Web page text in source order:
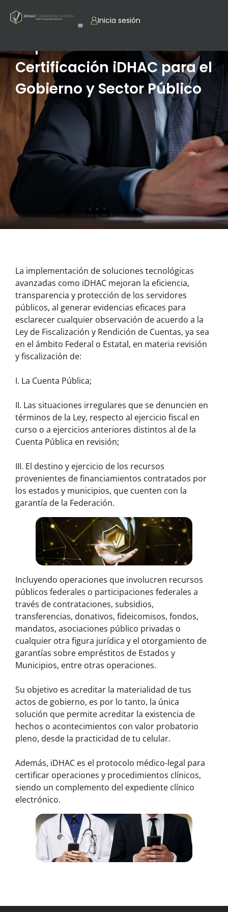
Inicia sesión
Importancia de la
Certificación iDHAC para el
Gobierno y Sector Público
La implementación de soluciones tecnológicas
avanzadas como iDHAC mejoran la eficiencia,
transparencia y protección de los servidores
públicos, al generar evidencias eficaces para
esclarecer cualquier observación de acuerdo a la
Ley de Fiscalización y Rendición de Cuentas, ya sea
en el ámbito Federal o Estatal, en materia revisión
y fiscalización de:
I. La Cuenta Pública;
II. Las situaciones irregulares que se denuncien en
términos de la Ley, respecto al ejercicio fiscal en
curso o a ejercicios anteriores distintos al de la
Cuenta Pública en revisión;
III. El destino y ejercicio de los recursos
provenientes de financiamientos contratados por
los estados y municipios, que cuenten con la
garantía de la Federación.
Incluyendo operaciones que involucren recursos
públicos federales o participaciones federales a
través de contrataciones, subsidios,
transferencias, donativos, fideicomisos, fondos,
mandatos, asociaciones público privadas o
cualquier otra figura jurídica y el otorgamiento de
garantías sobre empréstitos de Estados y
Municipios, entre otras operaciones.
Su objetivo es acreditar la materialidad de tus
actos de gobierno, es por lo tanto, la única
solución que permite acreditar la existencia de
hechos o acontecimientos con valor probatorio
pleno, desde la practicidad de tu celular.
Además, iDHAC es el protocolo médico-legal para
certificar operaciones y procedimientos clínicos,
siendo un complemento del expediente clínico
electrónico.